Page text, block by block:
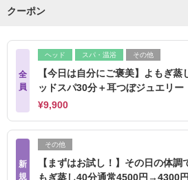
クーポン
全
員
ヘッド スパ・温浴 その他
【今日は自分にご褒美】よもぎ蒸
ッドスパ30分＋耳つぼジュエリー
¥9,900
新
規
その他
【まずはお試し！】その日の体調
もぎ蒸し40分通常4500円→4300